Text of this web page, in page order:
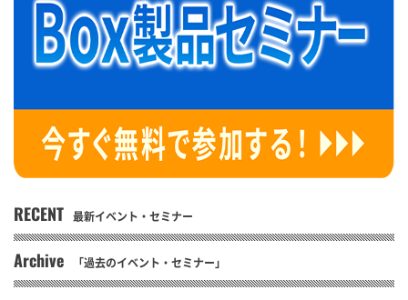
RECENT 最新イベント・セミナー
Archive 「過去のイベント・セミナー」